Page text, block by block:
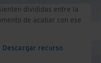
divididas entre la
de acabar con ese
Descargar recurso